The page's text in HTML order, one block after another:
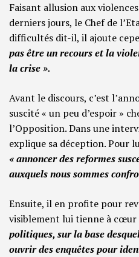
Faisant allusion aux
derniers jours, le Chef de
difficultés dit-il, il ajoute
pas être un recours et la
la crise ».
Avant le discours, c’est
suscité « un peu d’espoir »
l’Opposition. Dans une
explique sa déception. Pour
« annoncer des reformes
auxquels nous sommes
Ensuite, il en profite pour
visiblement lui tienne à cœur
politiques, sur la base
ouvrir des enquêtes pour